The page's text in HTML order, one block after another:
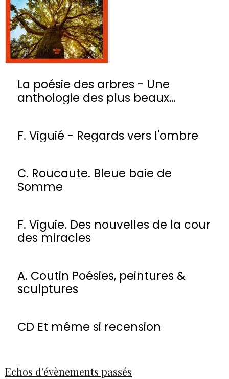
La poésie des arbres - Une
anthologie des plus beaux
F. Viguié - Regards vers l'ombre
C. Roucaute. Bleue baie de
Somme
F. Viguie. Des nouvelles de la cour
des miracles
A. Coutin Poésies, peintures &
sculptures
CD Et même si recension
Echos d'évènements passés